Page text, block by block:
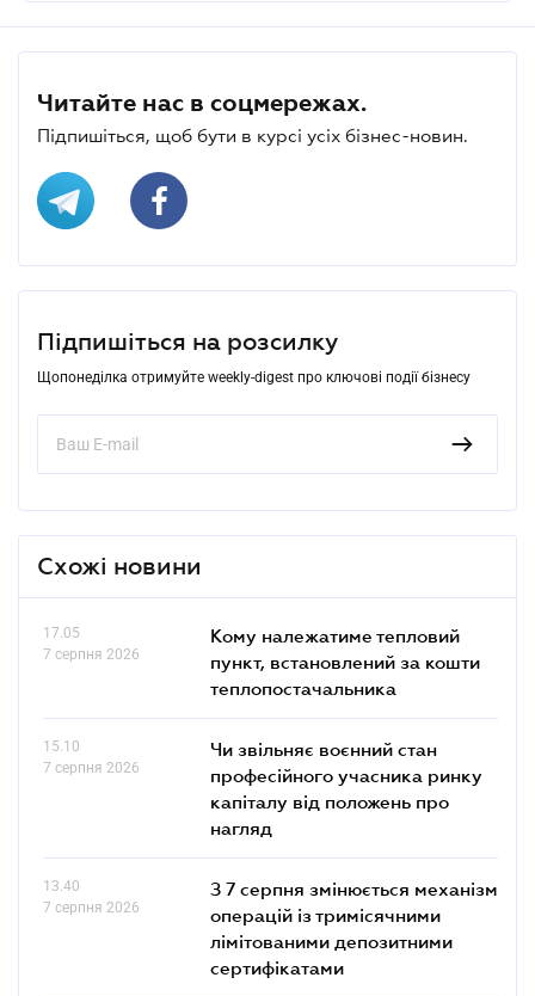
Читайте нас в соцмережах.
Підпишіться, щоб бути в курсі усіх бізнес-новин.
Підпишіться на розсилку
Щопонеділка отримуйте weekly-digest про ключові події бізнесу
Схожі новини
17.05
7 серпня 2026
Кому належатиме тепловий
пункт, встановлений за кошти
теплопостачальника
15.10
7 серпня 2026
Чи звільняє воєнний стан
професійного учасника ринку
капіталу від положень про
нагляд
13.40
7 серпня 2026
З 7 серпня змінюється механізм
операцій із тримісячними
лімітованими депозитними
сертифікатами